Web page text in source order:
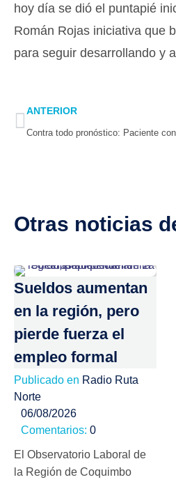
hoy día se dió el puntapié
Román Rojas iniciativa que
para seguir desarrollando y
Prev
ANTERIOR
Otras noticias
Sueldos aumentan
en la región, pero
pierde fuerza el
empleo formal
Publicado en Radio Ruta
Norte
06/08/2026
Comentarios: 0
El Observatorio Laboral de
la Región de Coquimbo